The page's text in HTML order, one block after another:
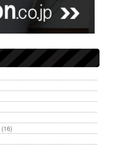
(16)